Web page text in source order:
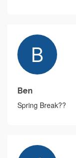
Ben
Spring Break??